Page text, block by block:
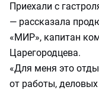
Приехали с
— рассказала
«МИР», капитан
Царегородцева.
«Для меня это
от работы,